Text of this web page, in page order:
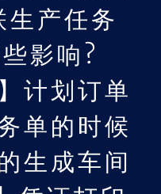
生产任务
影响?
计划订单
单的时候
生成车间